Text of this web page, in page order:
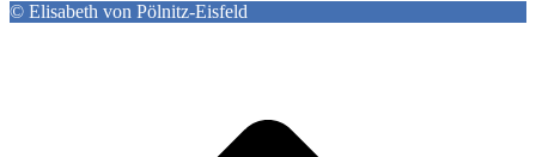
© Elisabeth von Pölnitz-Eisfeld